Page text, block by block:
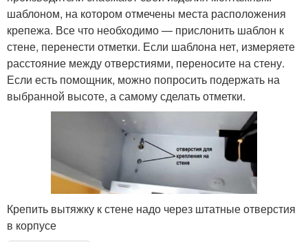
шаблоном, на котором отмечены места расположения
крепежа. Все что необходимо — прислонить шаблон к
стене, перенести отметки. Если шаблона нет, измеряете
расстояние между отверстиями, переносите на стену.
Если есть помощник, можно попросить подержать на
выбранной высоте, а самому сделать отметки.
Крепить вытяжку к стене надо через штатные отверстия
в корпусе